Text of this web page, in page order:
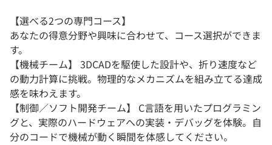
【選べる2つの専門コース】
あなたの得意分野や興味に合わせて、コース選択ができま
す。
【機械チーム】 3DCADを駆使した設計や、折り速度など
の動力計算に挑戦。物理的なメカニズムを組み立てる達成
感を味わえます。
【制御／ソフト開発チーム】 C言語を用いたプログラミン
グと、実際のハードウェアへの実装・デバッグを体験。自
分のコードで機械が動く瞬間を体感してください。